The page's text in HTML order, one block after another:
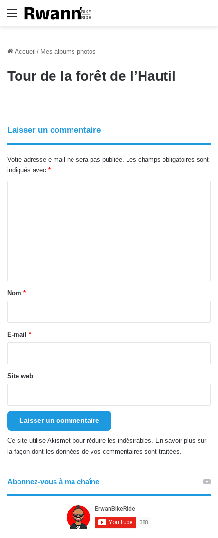
Menu
Accueil / Mes albums photos
Tour de la forêt de l’Hautil
Laisser un commentaire
Votre adresse e-mail ne sera pas publiée. Les champs obligatoires sont
indiqués avec *
a
e
Nom *
E-mail *
Site web
Ce site utilise Akismet pour réduire les indésirables. En savoir plus sur
la façon dont les données de vos commentaires sont traitées.
Abonnez-vous à ma chaîne